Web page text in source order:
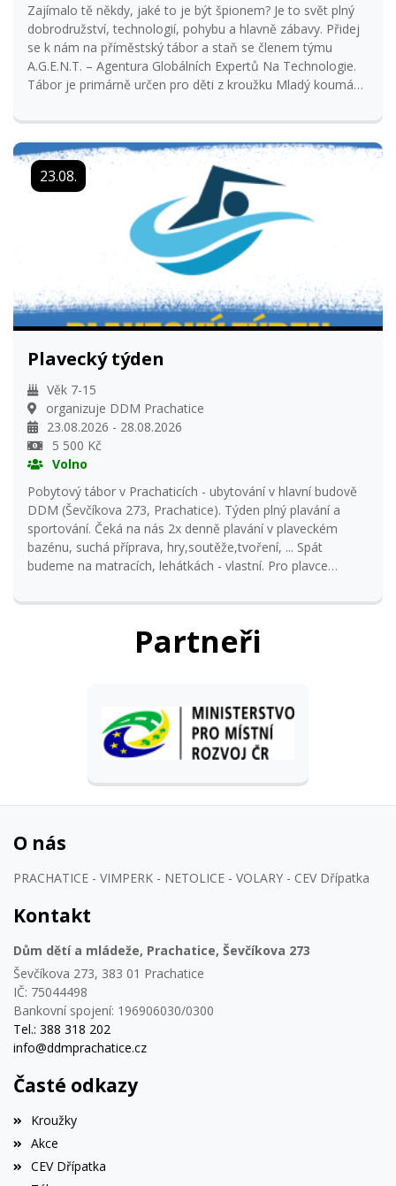
Zajímalo tě někdy, jaké to je být špionem? Je to svět plný
dobrodružství, technologií, pohybu a hlavně zábavy. Přidej
se k nám na příměstský tábor a staň se členem týmu
A.G.E.N.T. – Agentura Globálních Expertů Na Technologie.
Tábor je primárně určen pro děti z kroužku Mladý koumák.
mimo kroužek. Tábor je určený pro děti od 6 let, ale v době
tábora už musí mít zahájenou povinnou školní docházku.
Vedoucí: Ondřej Dvořák, Martina Brettschneiderová, Kamil
Částka
23.08.
Plavecký týden
Věk 7-15
organizuje DDM Prachatice
23.08.2026 - 28.08.2026
5 500 Kč
Volno
Pobytový tábor v Prachaticích - ubytování v hlavní budově
DDM (Ševčíkova 273, Prachatice). Týden plný plavání a
sportování. Čeká na nás 2x denně plavání v plaveckém
bazénu, suchá příprava, hry,soutěže,tvoření, ... Spát
budeme na matracích, lehátkách - vlastní. Pro plavce
452 Přihlašování od 26. 5. 2026, od 8,00 hodin.
Partneři
O nás
PRACHATICE - VIMPERK - NETOLICE - VOLARY - CEV Dřípatka
Kontakt
Dům dětí a mládeže, Prachatice, Ševčíkova 273
Ševčíkova 273, 383 01 Prachatice
IČ: 75044498
Bankovní spojení: 196906030/0300
Tel.: 388 318 202
info@ddmprachatice.cz
Časté odkazy
Kroužky
Akce
CEV Dřípatka